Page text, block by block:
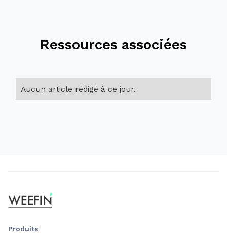
Ressources associées
Aucun article rédigé à ce jour.
Produits